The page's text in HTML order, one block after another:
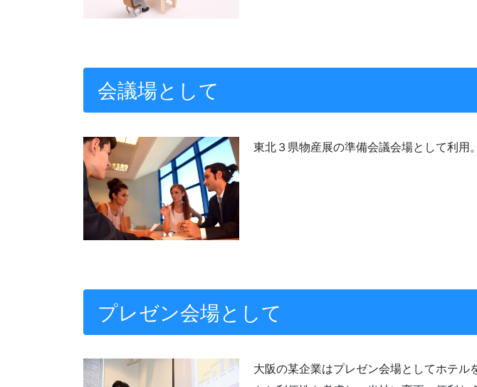
会議場として
東北３県物産展の準備会議会場として利用。
プレゼン会場として
大阪の某企業はプレゼン会場としてホテル